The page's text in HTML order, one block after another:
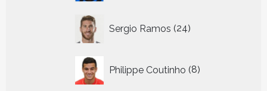
Sergio Ramos 24
producten
Philippe Coutinho 8
producten